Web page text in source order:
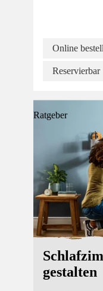
Online
Reservierbar
Ratgeber
gestalten